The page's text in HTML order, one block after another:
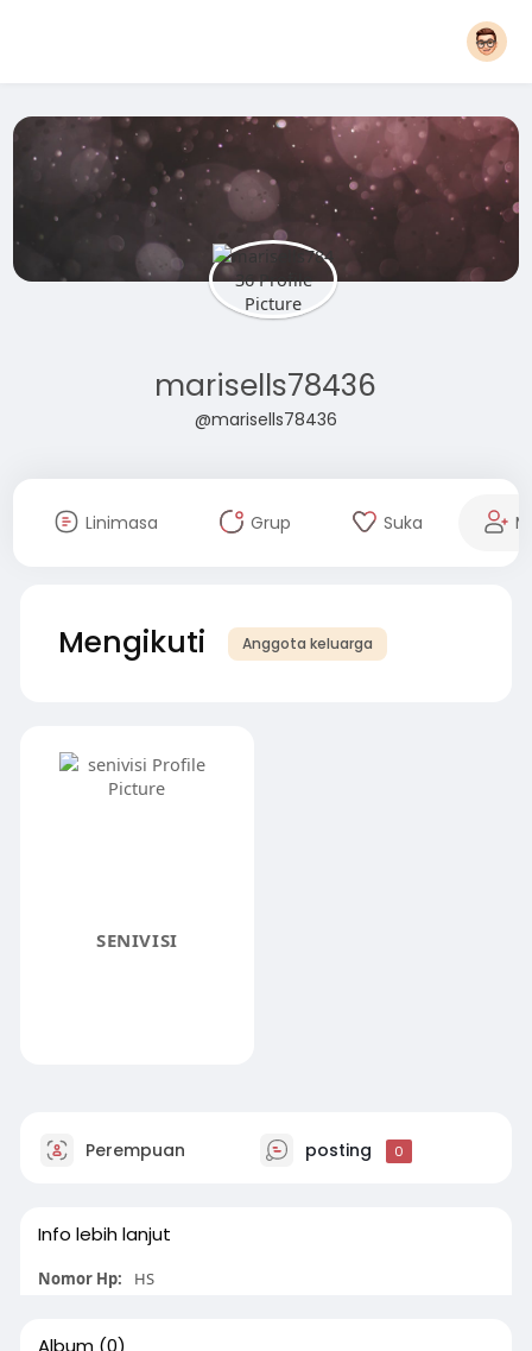
marisells78436
@marisells78436
Linimasa Grup Suka
Mengikuti Anggota keluarga
SENIVISI
Perempuan posting 0
Info lebih lanjut
Nomor Hp: HS
Album (0)